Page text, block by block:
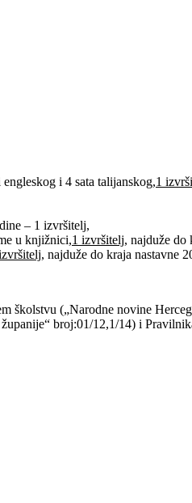
i 4 sata talijanskog,1
– 1 izvršitelj,
u knjižnici,1 izvršitelj, najduže do
najduže do kraja nastavne
školstvu („Narodne novine
broj:01/12,1/14) i